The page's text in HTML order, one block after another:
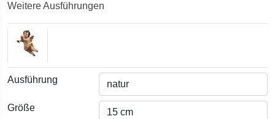
Weitere Ausführungen
Ausführung
Größe